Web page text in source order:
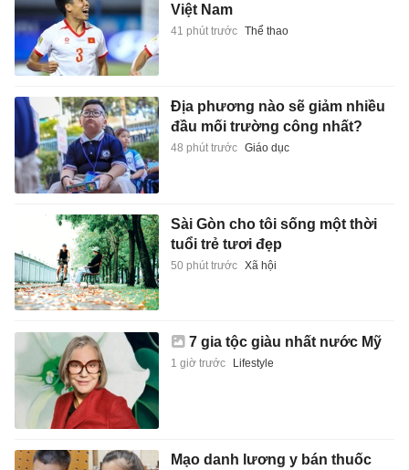
Việt Nam
41 phút trước Thể thao
Địa phương nào sẽ giảm nhiều
đầu mối trường công nhất?
48 phút trước Giáo dục
Sài Gòn cho tôi sống một thời
tuổi trẻ tươi đẹp
50 phút trước Xã hội
7 gia tộc giàu nhất nước Mỹ
1 giờ trước Lifestyle
Mạo danh lương y bán thuốc